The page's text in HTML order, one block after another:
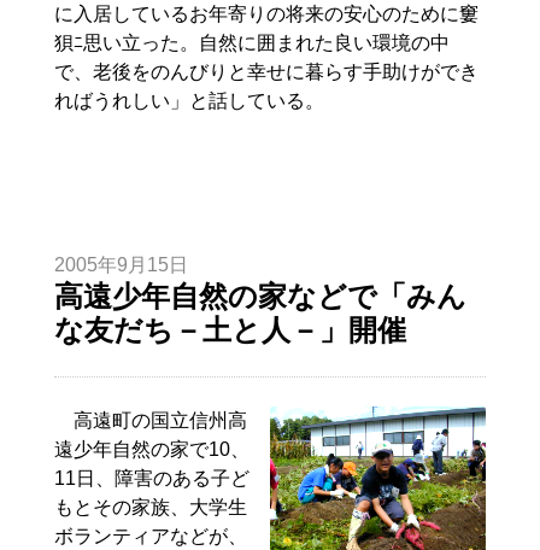
に入居しているお年寄りの将来の安心のために窶
狽ﾆ思い立った。自然に囲まれた良い環境の中
で、老後をのんびりと幸せに暮らす手助けができ
ればうれしい」と話している。
2005年9月15日
高遠少年自然の家などで「みん
な友だち－土と人－」開催
高遠町の国立信州高
遠少年自然の家で10、
11日、障害のある子ど
もとその家族、大学生
ボランティアなどが、